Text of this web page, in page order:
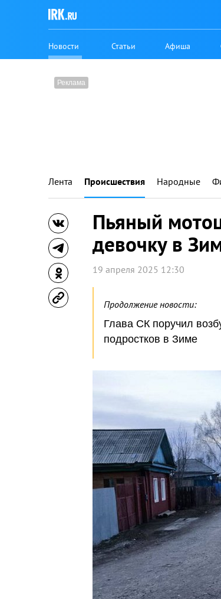
Новости Статьи Афиша
Лента Происшествия Народные
Пьяный
девочку в
19 апреля 2025 12:30
Продолжение новости:
Глава СК поручил
подростков в Зиме